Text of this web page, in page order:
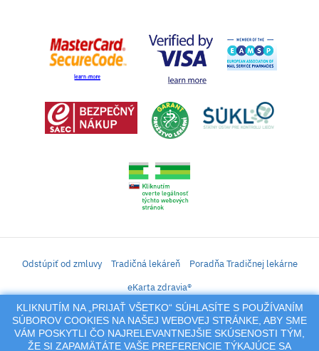
KLIKNUTÍM NA „PRIJAŤ VŠETKO“ SÚHLASÍTE S POUŽÍVANÍM
SÚBOROV COOKIES NA NAŠEJ WEBOVEJ STRÁNKE, ABY SME
VÁM POSKYTLI ČO NAJRELEVANTNEJŠIE SKÚSENOSTI TÝM,
ŽE SI ZAPAMÄTÁTE VAŠE PREFERENCIE TÝKAJÚCE SA
Odstúpiť od zmluvy Tradičná lekáreň
Poradňa Tradičnej lekárne
eKarta zdravia®
iLekáreň – Zásielkový predaj liekov, vitamínov, výživových doplnkov, prípravkov s
liečivým účinkom a kozmetiky. Elektronické zaslanie receptu.
Na tento portál sa vzťahujú autorské práva a akákoľvek jeho reprodukcia